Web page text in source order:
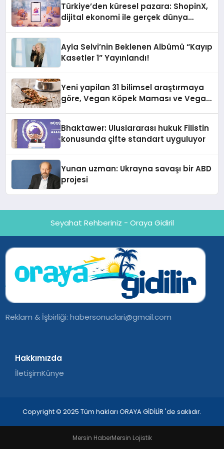
Türkiye’den küresel pazara: ShopinX,
dijital ekonomi ile gerçek dünya
Ayla Selvi’nin Beklenen Albümü “Kayıp
Kasetler 1” Yayınlandı!
Yeni yapilan 31 bilimsel araştırmaya
göre, Vegan Köpek Maması ve Vegan
Bhaktawer: Uluslararası hukuk Filistin
konusunda çifte standart uyguluyor
Yunan uzman: Ukrayna savaşı bir ABD
projesi
Seyahat Rehberiniz - Oraya Gidiril
Reklam & İşbirliği:habersonuclari@gmail.com
Hakkımızda
İletişimKünye
Copyright © 2025 Tüm hakları ORAYA GİDİLİR 'de saklıdır.
Mersin HaberMersin Lojistik